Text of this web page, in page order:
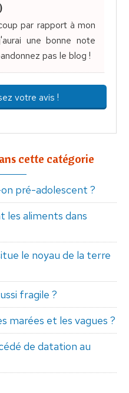
par rapport à mon
une bonne note
pas le blog !
votre avis !
cette catégorie
pré-adolescent ?
les aliments dans
le noyau de la terre
fragile ?
marées et les vagues ?
de datation au